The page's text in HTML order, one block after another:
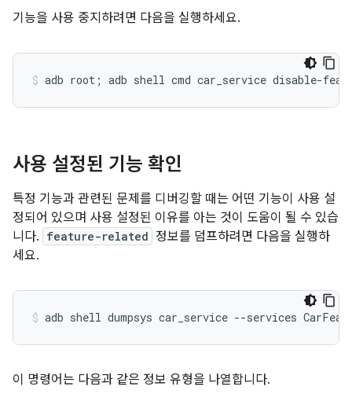
기능을 사용 중지하려면 다음을 실행하세요.
사용 설정된 기능 확인
특정 기능과 관련된 문제를 디버깅할 때는 어떤 기능이 사용 설
정되어 있으며 사용 설정된 이유를 아는 것이 도움이 될 수 있습
니다. feature-related 정보를 덤프하려면 다음을 실행하
세요.
이 명령어는 다음과 같은 정보 유형을 나열합니다.